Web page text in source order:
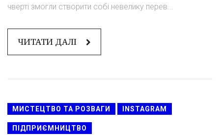
чверті змогли створити собі невелику перев...
ЧИТАТИ ДАЛІ
МИСТЕЦТВО ТА РОЗВАГИ INSTAGRAM
ПІДПРИЄМНИЦТВО